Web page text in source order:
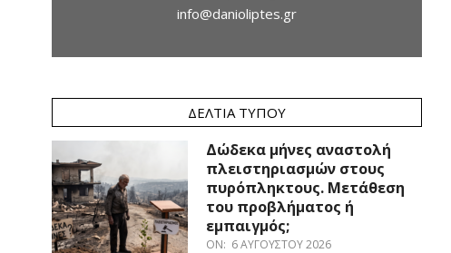
info@danioliptes.gr
ΔΕΛΤΊΑ ΤΎΠΟΥ
Δώδεκα μήνες αναστολή
πλειστηριασμών στους
πυρόπληκτους. Μετάθεση
του προβλήματος ή
εμπαιγμός;
ON: 6 ΑΥΓΟΎΣΤΟΥ 2026